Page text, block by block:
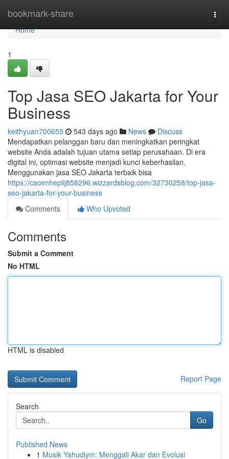
bookmark-share
Home
Home
1
Top Jasa SEO Jakarta for Your
Business
keithyuan700655 543 days ago News
Discuss
Mendapatkan pelanggan baru dan meningkatkan peringkat
website Anda adalah tujuan utama setiap perusahaan. Di era
digital ini, optimasi website menjadi kunci keberhasilan.
Menggunakan jasa SEO Jakarta terbaik bisa
https://caoimheplij858296.wizzardsblog.com/32730258/top-jasa-
seo-jakarta-for-your-business
Comments
Who Upvoted
Comments
Submit a Comment
No HTML
HTML is disabled
Report Page
Search
Go
Published News
1 Musik Yahudiym: Menggali Akar dan Evolusi